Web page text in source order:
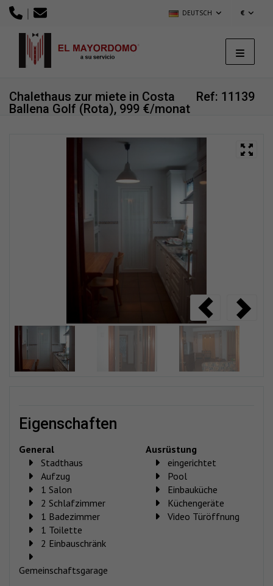
| DEUTSCH €
Ref: 11139
Chalethaus zur miete in Costa
Ballena Golf (Rota), 999 €/monat
eigenschaften
General
Stadthaus
Aufzug
1 Salon
2 Schlafzimmer
1 Badezimmer
1 Toilette
2 Einbauschränk
Gemeinschaftsgarage
Ausrüstung
eingerichtet
Pool
Einbauküche
Küchengeräte
Video Türöffnung